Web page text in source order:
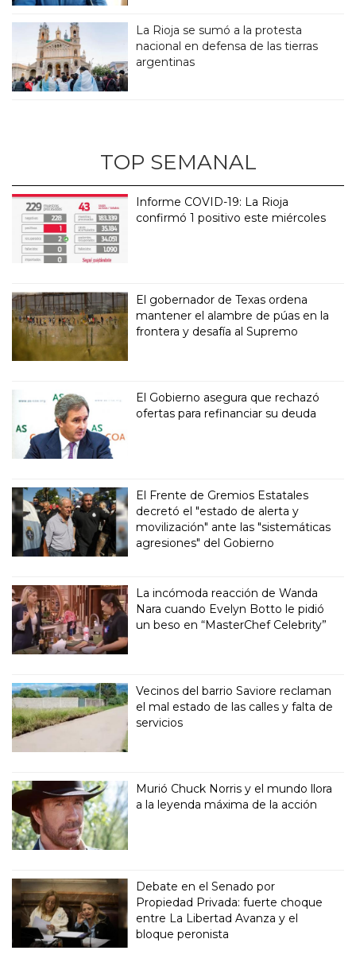
La Rioja se sumó a la protesta
nacional en defensa de las tierras
argentinas
TOP SEMANAL
Informe COVID-19: La Rioja
confirmó 1 positivo este miércoles
El gobernador de Texas ordena
mantener el alambre de púas en la
frontera y desafía al Supremo
El Gobierno asegura que rechazó
ofertas para refinanciar su deuda
El Frente de Gremios Estatales
decretó el "estado de alerta y
movilización" ante las "sistemáticas
agresiones" del Gobierno
La incómoda reacción de Wanda
Nara cuando Evelyn Botto le pidió
un beso en “MasterChef Celebrity”
Vecinos del barrio Saviore reclaman
el mal estado de las calles y falta de
servicios
Murió Chuck Norris y el mundo llora
a la leyenda máxima de la acción
Debate en el Senado por
Propiedad Privada: fuerte choque
entre La Libertad Avanza y el
bloque peronista